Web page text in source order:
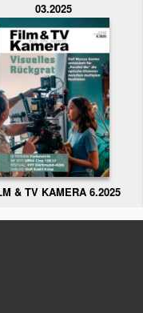
03.2025
& TV KAMERA 6.2025